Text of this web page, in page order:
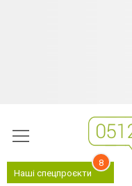
Наші спецпроєкти
8